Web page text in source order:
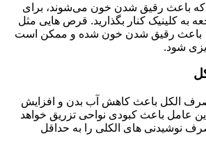
که باعث رقیق شدن خون می‌شوند، برای
به کلینیک کنار بگذارید. قرص هایی مثل
و… باعث رقیق شدن خون شده و ممکن است
شود.
الکل باعث کاهش آب بدن و افزایش
باعث کبودی نواحی تزریق خواهد
نوشیدنی های الکلی را به حداقل